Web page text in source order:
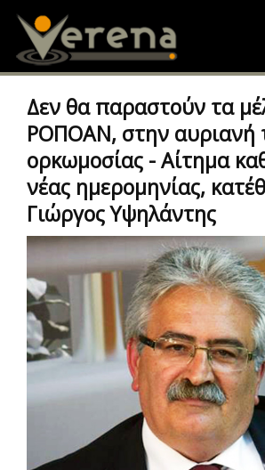
content
Δεν θα παραστούν τα
ΡΟΠΟΑΝ, στην αυριανή
ορκωμοσίας - Αίτημα
νέας ημερομηνίας,
Γιώργος Υψηλάντης